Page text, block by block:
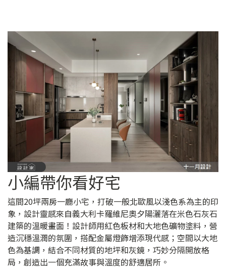
小編帶你看好宅
這間20坪兩房一廳小宅，打破一般北歐風以淺色系為主的印
象，設計靈感來自義大利卡羅維尼奧夕陽灑落在米色石灰石
建築的溫暖畫面！設計師用紅色板材和大地色礦物塗料，營
造沉穩溫潤的氛圍，搭配金屬燈飾增添現代感；空間以大地
色為基調，結合不同材質的地坪和灰鏡，巧妙分隔開放格
局，創造出一個充滿故事與溫度的舒適居所。